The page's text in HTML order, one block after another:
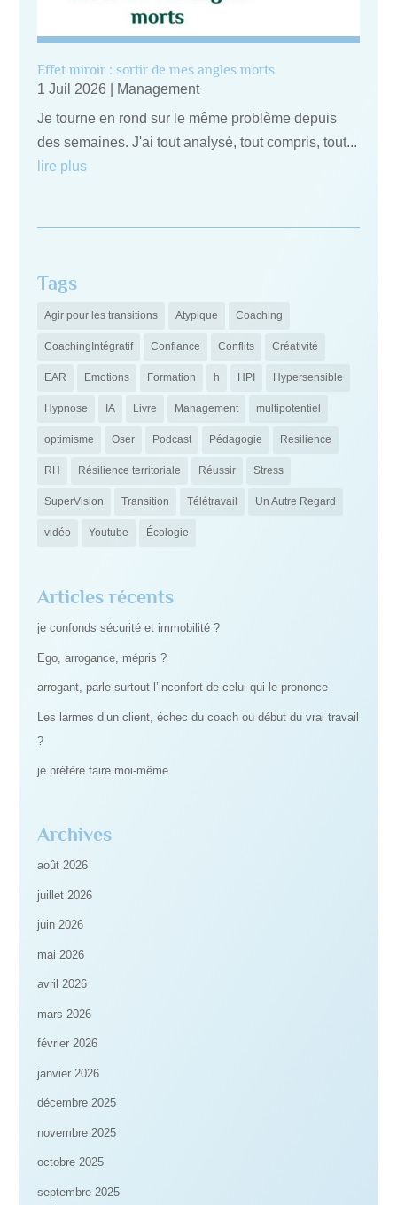
Effet miroir : sortir de mes angles morts
1 Juil 2026
Management
Je tourne en rond sur le même problème depuis
des semaines. J'ai tout analysé, tout compris, tout...
lire plus
Tags
Agir pour les transitions Atypique Coaching
CoachingIntégratif Confiance Conflits Créativité
EAR Emotions Formation h HPI Hypersensible
Hypnose IA Livre Management multipotentiel
optimisme Oser Podcast Pédagogie Resilience
RH Résilience territoriale Réussir Stress
SuperVision Transition Télétravail Un Autre Regard
vidéo Youtube Écologie
Articles récents
je confonds sécurité et immobilité ?
Ego, arrogance, mépris ?
arrogant, parle surtout l’inconfort de celui qui le prononce
Les larmes d’un client, échec du coach ou début du vrai travail
?
je préfère faire moi-même
Archives
août 2026
juillet 2026
juin 2026
mai 2026
avril 2026
mars 2026
février 2026
janvier 2026
décembre 2025
novembre 2025
octobre 2025
septembre 2025